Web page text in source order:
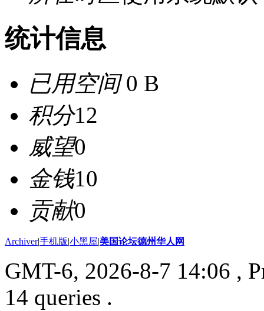
统计信息
已用空间0 B
积分12
威望0
金钱10
贡献0
Archiver|手机版|小黑屋|美国论坛德州华人网
GMT-6, 2026-8-7 14:06 ,
14 queries .